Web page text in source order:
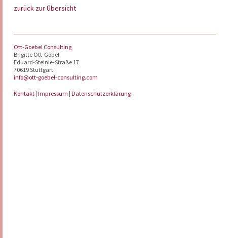
zurück zur Übersicht
Ott-Goebel Consulting
Brigitte Ott-Göbel
Eduard-Steinle-Straße 17
70619 Stuttgart
info@ott-goebel-consulting.com
Kontakt |Impressum |Datenschutzerklärung